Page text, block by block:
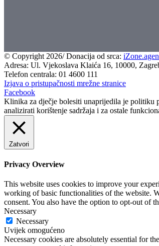
© Copyright 2026/ Donacija od srca:
Adresa: Ul. Vjekoslava Klaića 16, 10000,
Telefon centrala: 01 4600 111
Izjava o pristupačnosti mrežne stranice
Facebook
Klinika za dječje bolesiti unaprijedila je politiku
analizirati korištenje sadržaja i za ostale
Zatvori
Privacy Overview
This website uses cookies to improve your
working of basic functionalities of the website.
consent. You also have the option to opt-out of
Necessary
Necessary
Uvijek omogućeno
Necessary cookies are absolutely essential for